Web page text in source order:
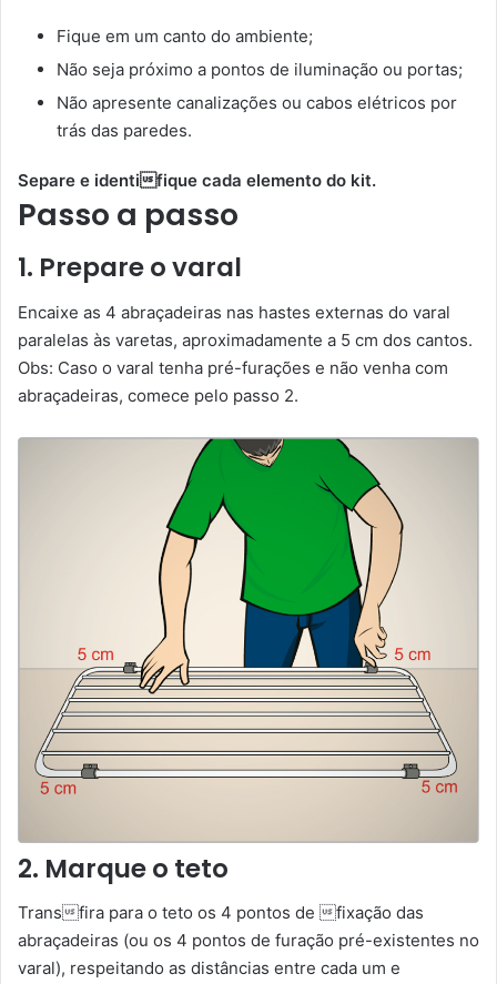
Fique em um canto do ambiente;
Não seja próximo a pontos de iluminação ou portas;
Não apresente canalizações ou cabos elétricos por
trás das paredes.
Separe e identifique cada elemento do kit.
Passo a passo
1. Prepare o varal
Encaixe as 4 abraçadeiras nas hastes externas do varal
paralelas às varetas, aproximadamente a 5 cm dos cantos.
Obs: Caso o varal tenha pré-furações e não venha com
abraçadeiras, comece pelo passo 2.
2. Marque o teto
Transfira para o teto os 4 pontos de fixação das
abraçadeiras (ou os 4 pontos de furação pré-existentes no
varal), respeitando as distâncias entre cada um e